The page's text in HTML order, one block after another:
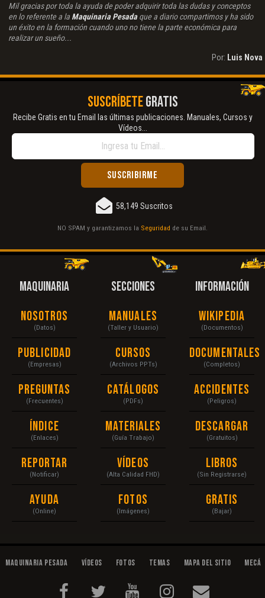
Mil gracias por toda la ayuda de poder adquirir toda las dudas y conceptos
en lo referente a la Maquinaria Pesadaque a diario compartimos y ha sido
un éxito en la formación cuando uno no tiene la parte económica para
realizar un sueño...
Por: Luis Nova
SUSCRÍBETEGRATIS
Recibe Gratis en tu Email las últimas publicaciones. Manuales, Cursos y
Vídeos...
58,149 Suscritos
NO SPAM y garantizamos la Seguridad de su Email.
MAQUINARIA
Nosotros
(Datos)
Publicidad
(Empresas)
Preguntas
(Frecuentes)
Índice
(Enlaces)
Reportar
(Notificar)
Ayuda
(Online)
SECCIONES
Manuales
(Taller y Usuario)
Cursos
(Archivos PPTs)
Catálogos
(PDFs)
Materiales
(Guía Trabajo)
Vídeos
(Alta Calidad FHD)
Fotos
(Imágenes)
INFORMACIÓN
Wikipedia
(Documentos)
Documentales
(Completos)
Accidentes
(Peligros)
Descargar
(Gratuitos)
Libros
(Sin Registrarse)
Gratis
(Bajar)
Maquinaria Pesada Vídeos Fotos Temas Mapa del Sitio